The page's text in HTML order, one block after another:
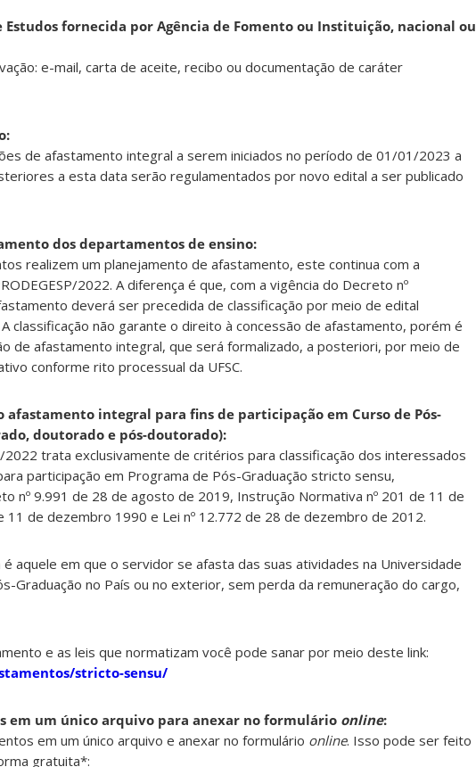
Estudos fornecida por Agência de Fomento ou Instituição, nacional ou
e-mail, carta de aceite, recibo ou documentação de caráter
de afastamento integral a serem iniciados no período de 01/01/2023 a
a esta data serão regulamentados por novo edital a ser publicado
dos departamentos de ensino:
realizem um planejamento de afastamento, este continua com a
2022. A diferença é que, com a vigência do Decreto nº
deverá ser precedida de classificação por meio de edital
classificação não garante o direito à concessão de afastamento, porém é
de afastamento integral, que será formalizado, a posteriori, por meio de
conforme rito processual da UFSC.
afastamento integral para fins de participação em Curso de Pós-
doutorado e pós-doutorado):
2022 trata exclusivamente de critérios para classificação dos interessados
participação em Programa de Pós-Graduação stricto sensu,
nº 9.991 de 28 de agosto de 2019, Instrução Normativa nº 201 de 11 de
11 de dezembro 1990 e Lei nº 12.772 de 28 de dezembro de 2012.
aquele em que o servidor se afasta das suas atividades na Universidade
Graduação no País ou no exterior, sem perda da remuneração do cargo,
e as leis que normatizam você pode sanar por meio deste link:
stricto-sensu/
em um único arquivo para anexar no formulário online:
em um único arquivo e anexar no formulário online. Isso pode ser feito
gratuita*: